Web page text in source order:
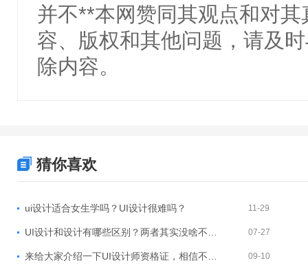
并不**本网赞同其观点和对
容、版权和其他问题，请及
除内容。
猜你喜欢
ui设计适合女生学吗？UI设计很难吗？ 11-29
07-27
09-10